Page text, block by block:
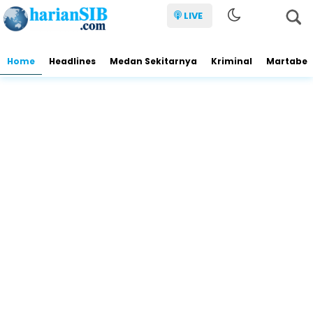
LIVE
Home Headlines Medan Sekitarnya Kriminal Martabe